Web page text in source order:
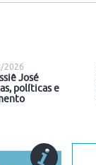
2026
José
políticas e